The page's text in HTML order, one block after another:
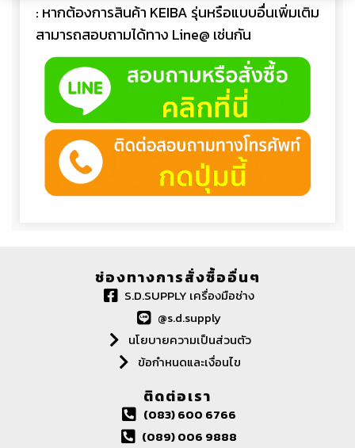
: หากต้องการสินค้า KEIBA รุ่นหรือแบบอื่นเพิ่มเติม
สามารถสอบถามได้ทาง Line@ เช่นกัน
ช่องทางการสั่งซื้ออื่นๆ
S.D.SUPPLY เครื่องมือช่าง
@s.d.supply
นโยบายความเป็นส่วนตัว
ข้อกำหนดและเงื่อนไข
ติดต่อเรา
(083) 600 6766
(089) 006 9888